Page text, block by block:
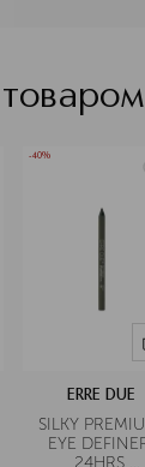
продукта по
-40%
ERRE DUE
SILKY
EYE
24HRS